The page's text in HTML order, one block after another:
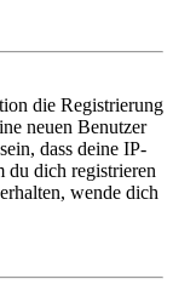
die Registrierung
neuen Benutzer
dass deine IP-
du dich registrieren
wende dich